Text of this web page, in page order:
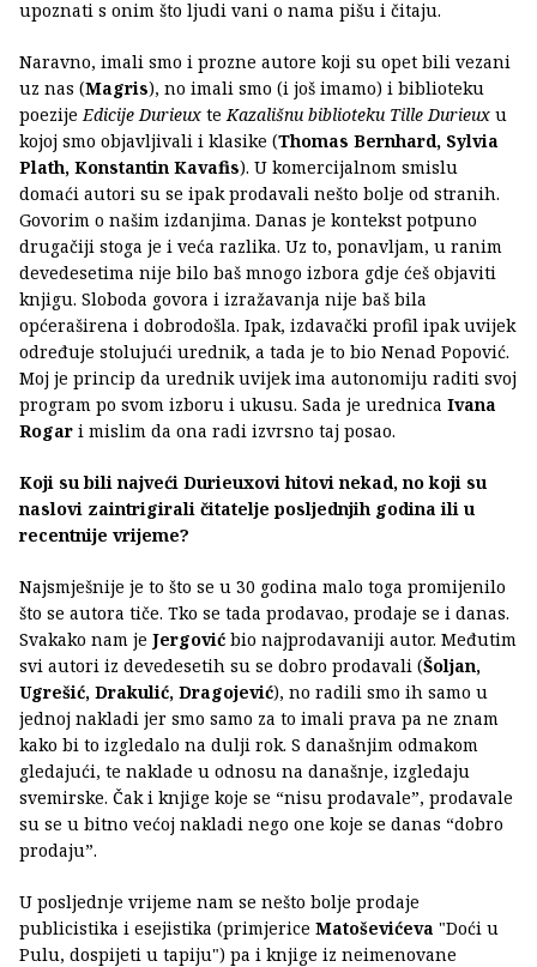
upoznati s onim što ljudi vani o nama pišu i čitaju.
Naravno, imali smo i prozne autore koji su opet bili vezani
uz nas (Magris), no imali smo (i još imamo) i biblioteku
poezijeEdicije Durieux teKazališnu biblioteku Tille Durieux u
kojoj smo objavljivali i klasike (Thomas Bernhard, Sylvia
Plath, Konstantin Kavafis). U komercijalnom smislu
domaći autori su se ipak prodavali nešto bolje od stranih.
Govorim o našim izdanjima. Danas je kontekst potpuno
drugačiji stoga je i veća razlika. Uz to, ponavljam, u ranim
devedesetima nije bilo baš mnogo izbora gdje ćeš objaviti
knjigu. Sloboda govora i izražavanja nije baš bila
općeraširena i dobrodošla. Ipak, izdavački profil ipak uvijek
određuje stolujući urednik, a tada je to bio Nenad Popović.
Moj je princip da urednik uvijek ima autonomiju raditi svoj
program po svom izboru i ukusu. Sada je urednica Ivana
Rogar i mislim da ona radi izvrsno taj posao.
Koji su bili najveći Durieuxovi hitovi nekad, no koji su
naslovi zaintrigirali čitatelje posljednjih godina ili u
recentnije vrijeme?
Najsmješnije je to što se u 30 godina malo toga promijenilo
što se autora tiče. Tko se tada prodavao, prodaje se i danas.
Svakako nam je Jergović bio najprodavaniji autor. Međutim
svi autori iz devedesetih su se dobro prodavali (Šoljan,
Ugrešić, Drakulić, Dragojević), no radili smo ih samo u
jednoj nakladi jer smo samo za to imali prava pa ne znam
kako bi to izgledalo na dulji rok. S današnjim odmakom
gledajući, te naklade u odnosu na današnje, izgledaju
svemirske. Čak i knjige koje se “nisu prodavale”, prodavale
su se u bitno većoj nakladi nego one koje se danas “dobro
prodaju”.
U posljednje vrijeme nam se nešto bolje prodaje
publicistika i esejistika (primjerice Matoševićeva "Doći u
Pulu, dospijeti u tapiju") pa i knjige iz neimenovane